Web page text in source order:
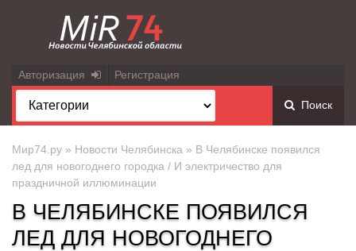
Авторизация Регистрация
Поиск
Мир74.ру » Новости Челябинска » В Челябинске появился
лед для новогоднего городка / И электричество для
праздничной иллюминации
В ЧЕЛЯБИНСКЕ ПОЯВИЛСЯ
ЛЕД ДЛЯ НОВОГОДНЕГО